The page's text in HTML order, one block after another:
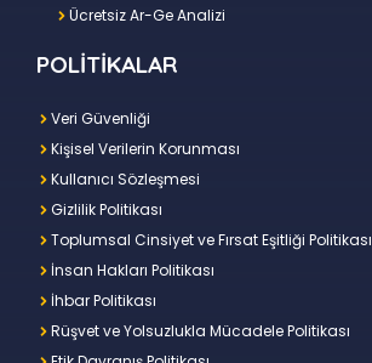
Ücretsiz Ar-Ge Analizi
POLİTİKALAR
Veri Güvenliği
Kişisel Verilerin Korunması
Kullanıcı Sözleşmesi
Gizlilik Politikası
Toplumsal Cinsiyet ve Fırsat Eşitliği Politikası
İnsan Hakları Politikası
İhbar Politikası
Rüşvet ve Yolsuzlukla Mücadele Politikası